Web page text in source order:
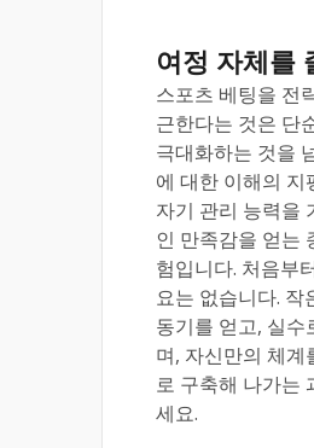
여정 자체를
스포츠 베팅을 전
근한다는 것은 단
극대화하는 것을
에 대한 이해의 지
자기 관리 능력을
인 만족감을 얻는
험입니다. 처음부
요는 없습니다. 작
동기를 얻고, 실수
며, 자신만의 체계
로 구축해 나가는
세요.